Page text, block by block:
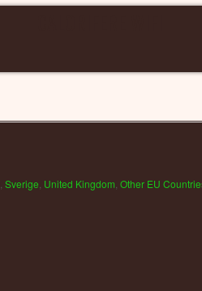
Sverige United Kingdom Other EU